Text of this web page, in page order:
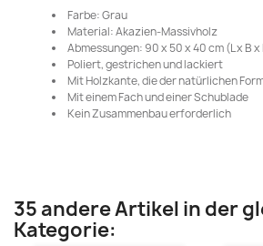
Farbe: Grau
Material: Akazien-Massivholz
Abmessungen: 90 x 50 x 40 cm (L x B x
Poliert, gestrichen und lackiert
Mit Holzkante, die der natürlichen
Mit einem Fach und einer Schublade
Kein Zusammenbau erforderlich
35 andere Artikel in der
Kategorie: